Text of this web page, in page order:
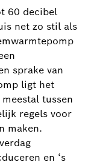
60 decibel
net zo stil als
sprake van
ligt het
tussen
regels voor
maken.
en ‘s